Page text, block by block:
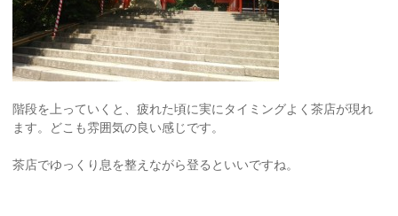
階段を上っていくと、疲れた頃に実にタイミングよく茶店が現れ
ます。どこも雰囲気の良い感じです。
茶店でゆっくり息を整えながら登るといいですね。